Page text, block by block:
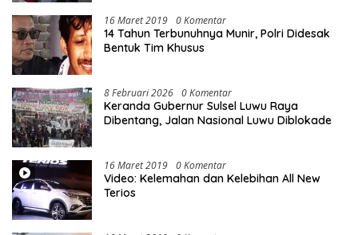
16 Maret 2019 0 Komentar
14 Tahun Terbunuhnya Munir, Polri Didesak
Bentuk Tim Khusus
8 Februari 2026 0 Komentar
Keranda Gubernur Sulsel Luwu Raya
Dibentang, Jalan Nasional Luwu Diblokade
16 Maret 2019 0 Komentar
Video: Kelemahan dan Kelebihan All New
Terios